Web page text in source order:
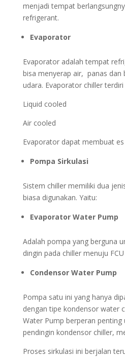
menjadi tempat
refrigerant.
Evaporator
Evaporator adalah tempat
bisa menyerap air, panas dan
udara. Evaporator chiller
Liquid cooled
Air cooled
Evaporator dapat membuat
Pompa Sirkulasi
Sistem chiller memiliki dua
biasa digunakan. Yaitu:
Evaporator Water Pump
Adalah pompa yang berguna
dingin pada chiller menuju
Condensor Water Pump
Pompa satu ini yang hanya
dengan tipe kondensor water
Water Pump berperan
pendingin kondensor chiller,
Proses sirkulasi ini berjalan